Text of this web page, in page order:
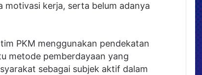
kerja, serta belum adanya
PKM menggunakan pendekatan
metode pemberdayaan yang
sebagai subjek aktif dalam